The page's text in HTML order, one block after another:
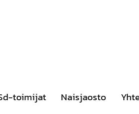
toimijat Naisjaosto